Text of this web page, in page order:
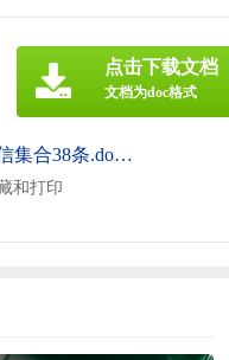
《【实用】2024年生活早安心语微信集合38条.doc》
和打印
点击下载文档
文档为doc格式